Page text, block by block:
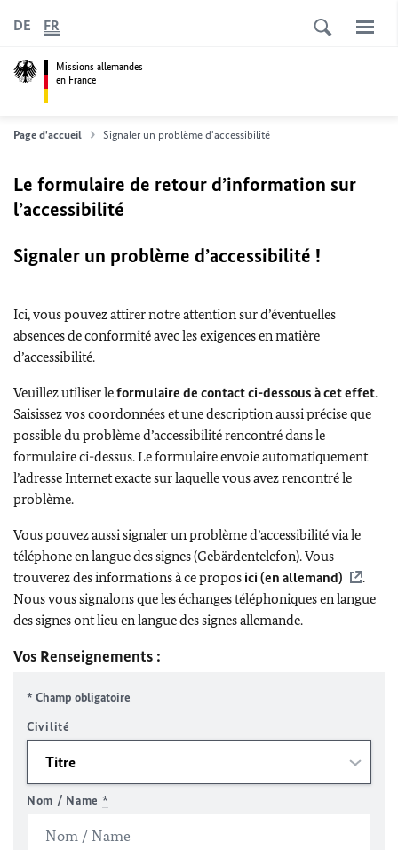
Missions allemandes
en France
DE FR
Page d'accueil Signaler un problème d'accessibilité
Le formulaire de retour d’information sur
l’accessibilité
Signaler un problème d’accessibilité !
Ici, vous pouvez attirer notre attention sur d’éventuelles
absences de conformité avec les exigences en matière
d’accessibilité.
Veuillez utiliser leformulaire de contact ci-dessous à cet effet.
Saisissez vos coordonnées et une description aussi précise que
possible du problème d’accessibilité rencontré dans le
formulaire ci-dessus. Le formulaire envoie automatiquement
l’adresse Internet exacte sur laquelle vous avez rencontré le
problème.
Vous pouvez aussi signaler un problème d’accessibilité via le
téléphone en langue des signes (Gebärdentelefon). Vous
trouverez des informations à ce propos ici (en allemand)
.
Nous vous signalons que les échanges téléphoniques en langue
des signes ont lieu en langue des signes allemande.
Vos Renseignements :
* Champ obligatoire
Civilité
Nom / Name *